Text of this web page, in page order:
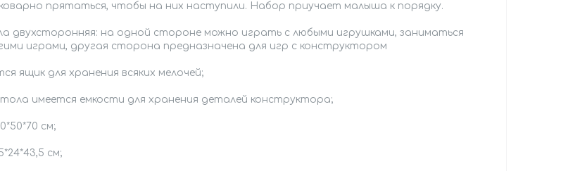
прятаться, чтобы на них наступили. Набор приучает малыша к порядку.
двухсторонняя: на одной стороне можно играть с любыми игрушками, заниматься
играми, другая сторона предназначена для игр с конструктором
ящик для хранения всяких мелочей;
имеется емкости для хранения деталей конструктора;
см;
см;